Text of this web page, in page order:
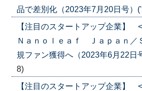
品で差別化（2023年7月20日号）
【注目のスタートアップ企業】
Ｎａｎｏｌｅａｆ Ｊａｐａｎ／
規ファン獲得へ（2023年6月22日
8)
【注目のスタートアップ企業】